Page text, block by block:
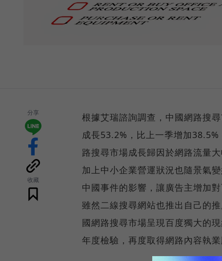
分享
收藏
根據艾瑞諮詢調查，中國網路搜
成長53.2%，比上一季增加
路搜尋市場成長歸因於網路流量
加上中小企業營運狀況也隨景氣
中國事件的影響，讓廣告主增加
雖然二線搜尋網站也推出自己的
國網路搜尋市場呈現百度獨大的
年度檢驗，再度取得網路內容執